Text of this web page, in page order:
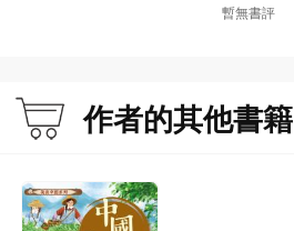
暫無書評
作者的其他書籍